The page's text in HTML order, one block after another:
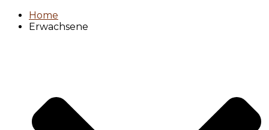
Home
Erwachsene